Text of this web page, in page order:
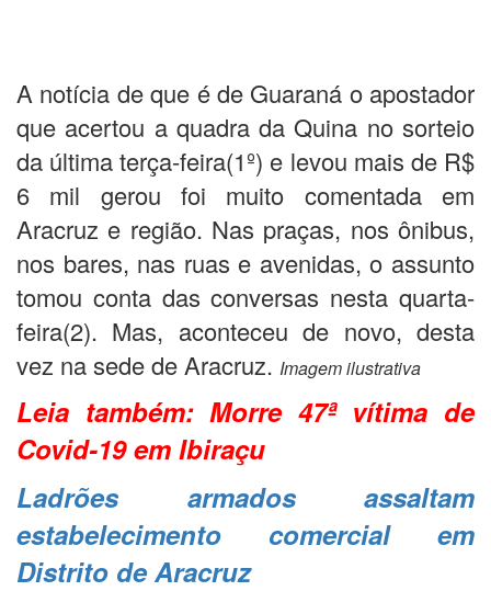
A notícia de que é de Guaraná o apostador
que acertou a quadra da Quina no sorteio
da última terça-feira(1º) e levou mais de R$
6 mil gerou foi muito comentada em
Aracruz e região. Nas praças, nos ônibus,
nos bares, nas ruas e avenidas, o assunto
tomou conta das conversas nesta quarta-
feira(2). Mas, aconteceu de novo, desta
vez na sede de Aracruz. Imagem ilustrativa
Leia também:Morre 47ª vítima de
Covid-19 em Ibiraçu
Ladrões armados assaltam
estabelecimento comercial em
Distrito de Aracruz